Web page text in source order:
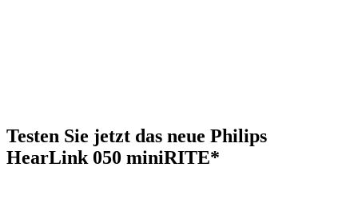
Testen Sie jetzt das neue Philips
HearLink 050 miniRITE*